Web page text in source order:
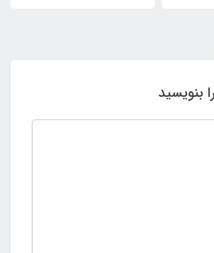
بنویسید